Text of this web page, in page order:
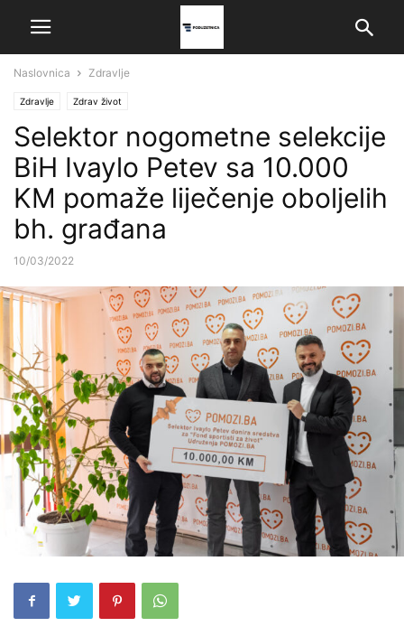
Naslovnica Zdravlje
Zdravlje Zdrav život
Selektor nogometne selekcije
BiH Ivaylo Petev sa 10.000
KM pomaže liječenje oboljelih
bh. građana
10/03/2022